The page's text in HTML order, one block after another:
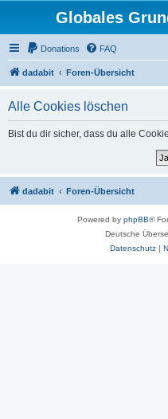
Globales
Donations FAQ
dadabit Foren-Übersicht
Alle Cookies löschen
Bist du dir sicher, dass du alle
dadabit Foren-Übersicht
Powered by phpBB®
Deutsche
Datenschutz|